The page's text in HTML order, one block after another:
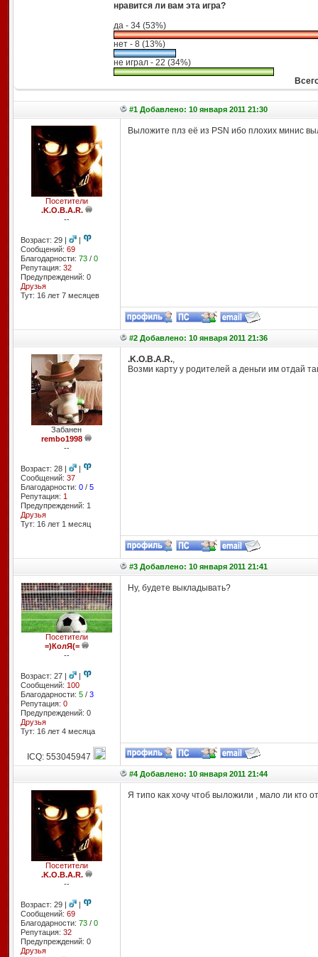
нравится ли вам эта игра?
да - 34 (53%)
нет - 8 (13%)
не играл - 22 (34%)
#1 Добавлено: 10 января 2011 21:30
Посетители
.K.O.B.A.R.
--
Возраст: 29 |
|
Сообщений: 69
Благодарности: 73/ 0
Репутация: 32
Предупреждений: 0
Друзья
Тут: 16 лет 7 месяцев
Выложите плз её из PSN ибо плохих минис
#2 Добавлено: 10 января 2011 21:36
Забанен
rembo1998
--
Возраст: 28 |
|
Сообщений: 37
Благодарности: 0/ 5
Репутация: 1
Предупреждений: 1
Друзья
Тут: 16 лет 1 месяц
.K.O.B.A.R.,
Возми карту у родителей а деньги им отдай
#3 Добавлено: 10 января 2011 21:41
Посетители
=)КолЯ(=
--
Возраст: 27 |
|
Сообщений: 100
Благодарности: 5/ 3
Репутация: 0
Предупреждений: 0
Друзья
Тут: 16 лет 4 месяцa
Ну, будете выкладывать?
ICQ: 553045947
#4 Добавлено: 10 января 2011 21:44
Посетители
.K.O.B.A.R.
--
Возраст: 29 |
|
Сообщений: 69
Благодарности: 73/ 0
Репутация: 32
Предупреждений: 0
Друзья
Я типо как хочу чтоб выложили , мало ли кто